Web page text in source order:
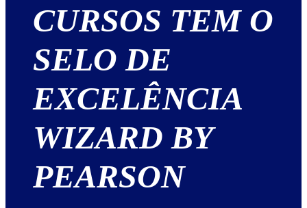
CURSOS TEM O
SELO DE
EXCELÊNCIA
WIZARD BY
PEARSON